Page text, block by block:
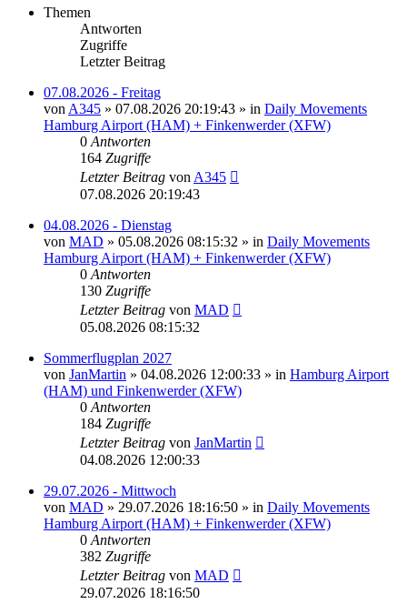
Themen
Antworten
Zugriffe
Letzter Beitrag
07.08.2026 - Freitag
von A345 » 07.08.2026 20:19:43 » in Daily Movements
Hamburg Airport (HAM) + Finkenwerder (XFW)
0 Antworten
164 Zugriffe
Letzter Beitrag von A345
07.08.2026 20:19:43
04.08.2026 - Dienstag
von MAD » 05.08.2026 08:15:32 » in Daily Movements
Hamburg Airport (HAM) + Finkenwerder (XFW)
0 Antworten
130 Zugriffe
Letzter Beitrag von MAD
05.08.2026 08:15:32
Sommerflugplan 2027
von JanMartin » 04.08.2026 12:00:33 » in Hamburg Airport
(HAM) und Finkenwerder (XFW)
0 Antworten
184 Zugriffe
Letzter Beitrag von JanMartin
04.08.2026 12:00:33
29.07.2026 - Mittwoch
von MAD » 29.07.2026 18:16:50 » in Daily Movements
Hamburg Airport (HAM) + Finkenwerder (XFW)
0 Antworten
382 Zugriffe
Letzter Beitrag von MAD
29.07.2026 18:16:50